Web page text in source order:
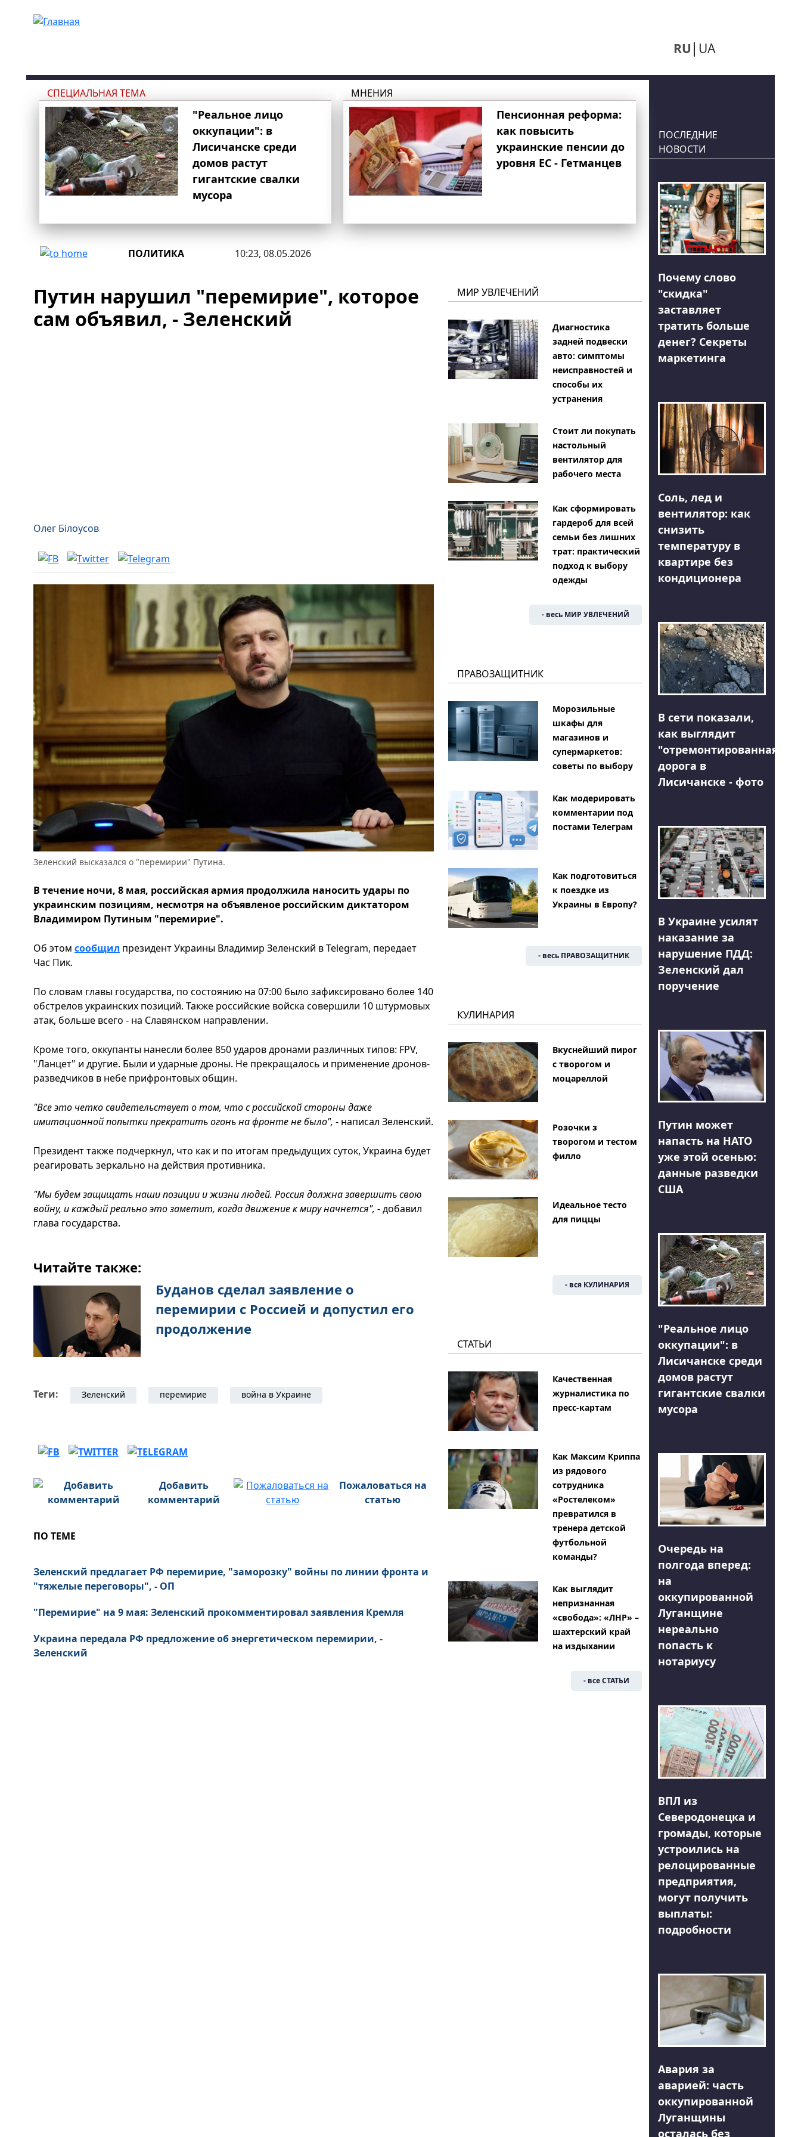
RU UA
СПЕЦИАЛЬНАЯ ТЕМА
"Реальное лицо
оккупации": в
Лисичанске среди
домов растут
гигантские свалки
мусора
МНЕНИЯ
Пенсионная реформа:
как повысить
украинские пенсии до
уровня ЕС - Гетманцев
ПОЛИТИКА 10:23, 08.05.2026
Путин нарушил "перемирие", которое
сам объявил, - Зеленский
Олег Білоусов
Зеленский высказался о "перемирии" Путина.
В течение ночи, 8 мая, российская армия продолжила наносить удары по
украинским позициям, несмотря на объявленое российским диктатором
Владимиром Путиным "перемирие".
Об этом сообщил президент Украины Владимир Зеленский в Telegram, передает
Час Пик.
По словам главы государства, по состоянию на 07:00 было зафиксировано более 140
обстрелов украинских позиций. Также российские войска совершили 10 штурмовых
атак, больше всего - на Славянском направлении.
Кроме того, оккупанты нанесли более 850 ударов дронами различных типов: FPV,
"Ланцет" и другие. Были и ударные дроны. Не прекращалось и применение дронов-
разведчиков в небе прифронтовых общин.
"Все это четко свидетельствует о том, что с российской стороны даже
имитационной попытки прекратить огонь на фронте не было", - написал Зеленский.
Президент также подчеркнул, что как и по итогам предыдущих суток, Украина будет
реагировать зеркально на действия противника.
"Мы будем защищать наши позиции и жизни людей. Россия должна завершить свою
войну, и каждый реально это заметит, когда движение к миру начнется", -добавил
глава государства.
Читайте также:
Буданов сделал заявление о
перемирии с Россией и допустил его
продолжение
Теги: Зеленский перемирие война в Украине
Добавить
комментарий
Пожаловаться на
статью
ПО ТЕМЕ
Зеленский предлагает РФ перемирие, "заморозку" войны по линии фронта и
"тяжелые переговоры", - ОП
"Перемирие" на 9 мая: Зеленский прокомментировал заявления Кремля
Украина передала РФ предложение об энергетическом перемирии, -
Зеленский
МИР УВЛЕЧЕНИЙ
Диагностика
задней подвески
авто: симптомы
неисправностей и
способы их
устранения
Стоит ли покупать
настольный
вентилятор для
рабочего места
Как сформировать
гардероб для всей
семьи без лишних
трат: практический
подход к выбору
одежды
- весь МИР УВЛЕЧЕНИЙ
ПРАВОЗАЩИТНИК
Морозильные
шкафы для
магазинов и
супермаркетов:
советы по выбору
Как модерировать
комментарии под
постами Телеграм
Как подготовиться
к поездке из
Украины в Европу?
- весь ПРАВОЗАЩИТНИК
КУЛИНАРИЯ
Вкуснейший пирог
с творогом и
моцареллой
Розочки з
творогом и тестом
филло
Идеальное тесто
для пиццы
- вся КУЛИНАРИЯ
СТАТЬИ
Качественная
журналистика по
пресс-картам
Как Максим Криппа
из рядового
сотрудника
«Ростелеком»
превратился в
тренера детской
футбольной
команды?
Как выглядит
непризнанная
«свобода»: «ЛНР» –
шахтерский край
на издыхании
- все СТАТЬИ
ПОСЛЕДНИЕ
НОВОСТИ
Почему слово
"скидка"
заставляет
тратить больше
денег? Секреты
маркетинга
Соль, лед и
вентилятор: как
снизить
температуру в
квартире без
кондиционера
В сети показали,
как выглядит
"отремонтированная"
дорога в
Лисичанске - фото
В Украине усилят
наказание за
нарушение ПДД:
Зеленский дал
поручение
Путин может
напасть на НАТО
уже этой осенью:
данные разведки
США
"Реальное лицо
оккупации": в
Лисичанске среди
домов растут
гигантские свалки
мусора
Очередь на
полгода вперед:
на
оккупированной
Луганщине
нереально
попасть к
нотариусу
ВПЛ из
Северодонецка и
громады, которые
устроились на
релоцированные
предприятия,
могут получить
выплаты:
подробности
Авария за
аварией: часть
оккупированной
Луганщины
осталась без